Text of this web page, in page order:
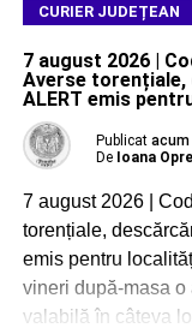
CURIER JUDEȚEAN
7 august 2026 |
Averse torențiale,
ALERT emis
Publicat acum
De Ioana
7 august 2026 |
torențiale,
emis pentru
vineri după-masa o
valabilă în câteva